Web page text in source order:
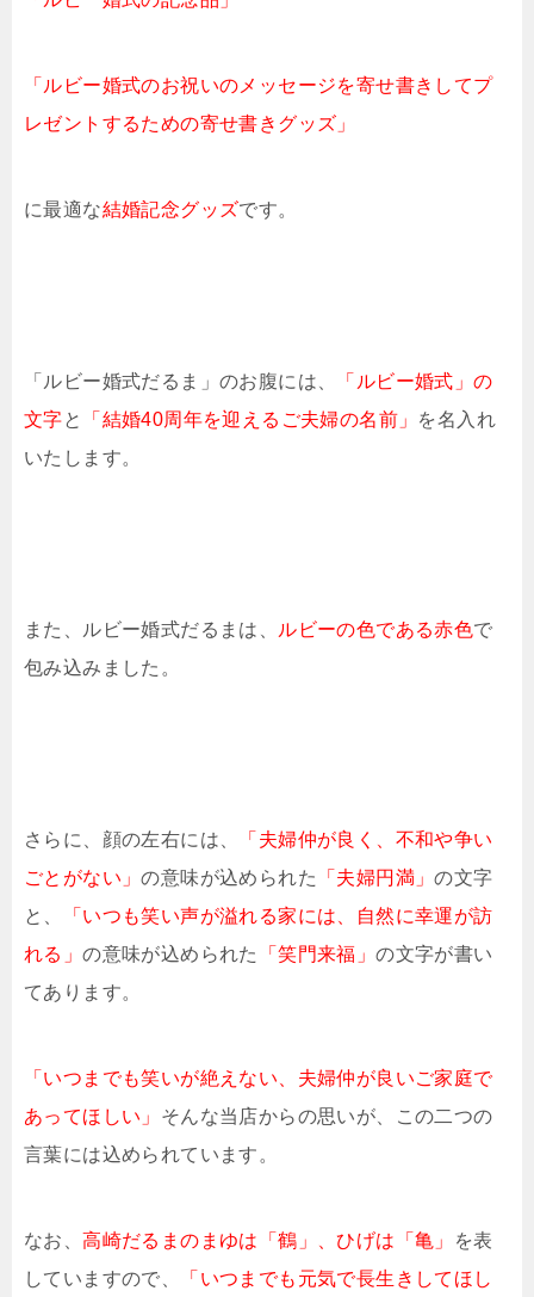
「ルビー婚式のお祝いのメッセージを寄せ書きしてプ
レゼントするための寄せ書きグッズ」
に最適な結婚記念グッズです。
「ルビー婚式だるま」のお腹には、
「ルビー婚式」の
文字と 「結婚40周年を迎えるご夫婦の名前」 を名入れ
いたします。
また、ルビー婚式だるまは、 ルビーの色である赤色で
包み込みました。
さらに、顔の左右には、
「夫婦仲が良く、不和や争い
ごとがない」の意味が込められた 「夫婦円満」の文字
と、
「いつも笑い声が溢れる家には、自然に幸運が訪
れる」の意味が込められた 「笑門来福」の文字が書い
てあります。
「いつまでも笑いが絶えない、夫婦仲が良いご家庭で
あってほしい」 そんな当店からの思いが、この二つの
言葉には込められています。
なお、高崎だるまのまゆは「鶴」、ひげは「亀」
を表
していますので、
「いつまでも元気で長生きしてほし